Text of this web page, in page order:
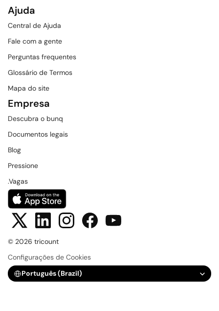
Ajuda
Central de Ajuda
Fale com a gente
Perguntas frequentes
Glossário de Termos
Mapa do site
Empresa
Descubra o bunq
Documentos legais
Blog
Pressione
.Vagas
© 2026 tricount
Configurações de Cookies
Select Language
Português (Brazil)